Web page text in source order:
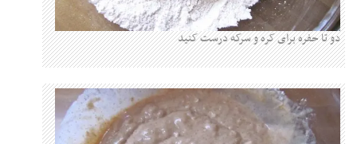
دو تا حفره برای کره و سرکه درست کنید